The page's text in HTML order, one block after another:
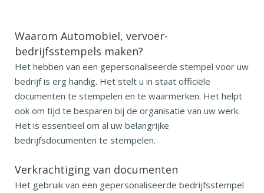
Waarom Automobiel, vervoer-
bedrijfsstempels maken?
Het hebben van een gepersonaliseerde stempel voor uw
bedrijf is erg handig. Het stelt u in staat officiële
documenten te stempelen en te waarmerken. Het helpt
ook om tijd te besparen bij de organisatie van uw werk.
Het is essentieel om al uw belangrijke
bedrijfsdocumenten te stempelen.
Verkrachtiging van documenten
Het gebruik van een gepersonaliseerde bedrijfsstempel